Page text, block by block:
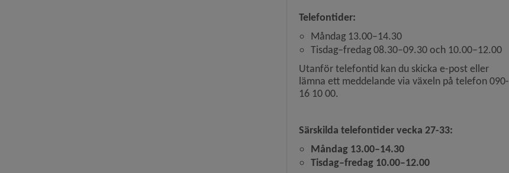
Telefontider:
Måndag 13.00–14.30
Tisdag–fredag 08.30–09.30 och 10.00–12.00
Utanför telefontid kan du skicka e-post eller
lämna ett meddelande via växeln på telefon 090-
16 10 00.
Särskilda telefontider vecka 27-33:
Måndag 13.00–14.30
Tisdag–fredag 10.00–12.00